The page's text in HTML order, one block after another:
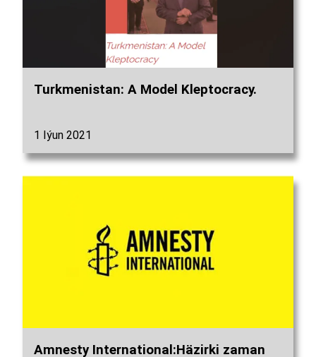
Turkmenistan: A Model Kleptocracy.
1 Iýun 2021
Amnesty International:Häzirki zaman